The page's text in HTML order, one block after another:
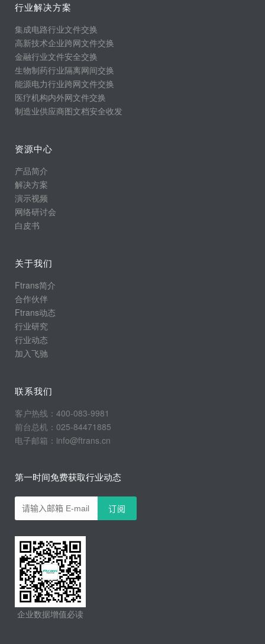
行业解决方案
集成电路行业文件交换
高新技术企业跨网文件交换
金融行业文件安全交换
生物制药行业隔离网间交换
能源电力行业跨网文件交换
医疗机构内外网文件交换
制造业供应商图文档安全收发
资源中心
产品简介
解决方案
演示视频
网络研讨会
白皮书
关于我们
Ftrans简介
合作伙伴
Ftrans动态
行业研究
行业动态
加入飞驰
联系我们
客户热线：400-083-9981
前台总机：025-84471885
电子邮箱：info@ftrans.cn
第一时间免费获取行业动态
企业数据增值必读